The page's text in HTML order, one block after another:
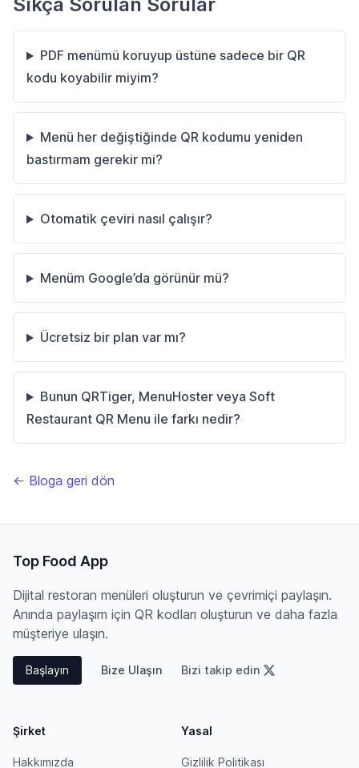
PDF menümü koruyup üstüne sadece bir QR
kodu koyabilir miyim?
Menü her değiştiğinde QR kodumu yeniden
bastırmam gerekir mi?
Otomatik çeviri nasıl çalışır?
Menüm Google’da görünür mü?
Ücretsiz bir plan var mı?
Bunun QRTiger, MenuHoster veya Soft
Restaurant QR Menu ile farkı nedir?
← Bloga geri dön
Top Food App
Dijital restoran menüleri oluşturun ve çevrimiçi paylaşın.
Anında paylaşım için QR kodları oluşturun ve daha fazla
müşteriye ulaşın.
Başlayın Bize Ulaşın Bizi takip edin
Şirket
Hakkımızda
Yasal
Gizlilik Politikası